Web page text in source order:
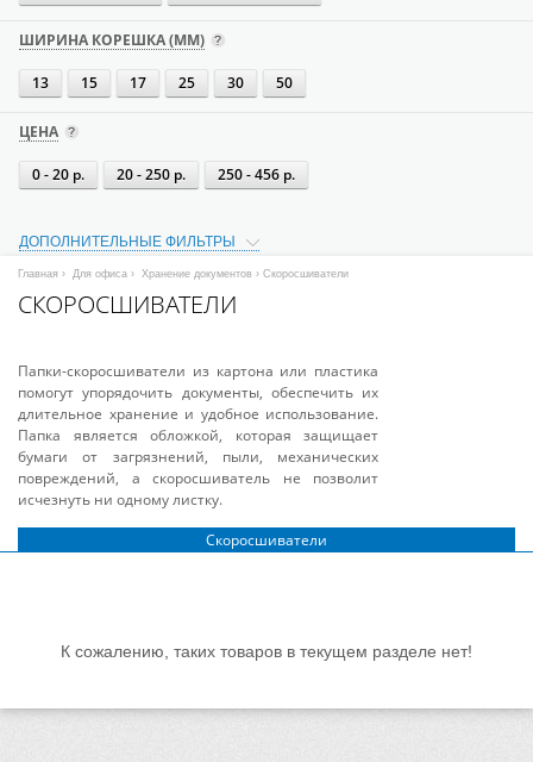
ШИРИНА КОРЕШКА (ММ)
13 15 17 25 30 50
ЦЕНА
0 - 20 р. 20 - 250 р. 250 - 456 р.
ДОПОЛНИТЕЛЬНЫЕ ФИЛЬТРЫ
Главная › Для офиса › Хранение документов › Скоросшиватели
СКОРОСШИВАТЕЛИ
Папки-скоросшиватели из картона или пластика
помогут упорядочить документы, обеспечить их
длительное хранение и удобное использование.
Папка является обложкой, которая защищает
бумаги от загрязнений, пыли, механических
повреждений, а скоросшиватель не позволит
исчезнуть ни одному листку.
Скоросшиватели
К сожалению, таких товаров в текущем разделе нет!